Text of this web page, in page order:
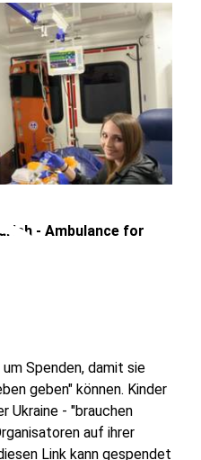
- Ambulance for
Spenden, damit sie
geben" können. Kinder
Ukraine - "brauchen
auf ihrer
Link kann gespendet